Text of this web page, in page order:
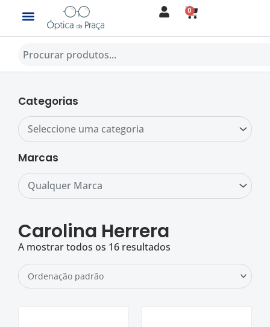
content
0
CART
Procurar
Categorias
Seleccione uma categoria
Marcas
Qualquer Marca
Carolina Herrera
A mostrar todos os 16 resultados